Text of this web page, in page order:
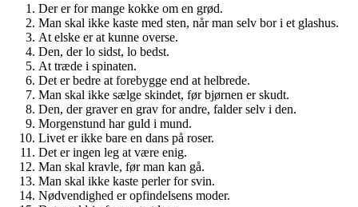
Der er for mange kokke om en grød.
Man skal ikke kaste med sten, når man selv bor i et glashus.
At elske er at kunne overse.
Den, der lo sidst, lo bedst.
At træde i spinaten.
Det er bedre at forebygge end at helbrede.
Man skal ikke sælge skindet, før bjørnen er skudt.
Den, der graver en grav for andre, falder selv i den.
Morgenstund har guld i mund.
Livet er ikke bare en dans på roser.
Det er ingen leg at være enig.
Man skal kravle, før man kan gå.
Man skal ikke kaste perler for svin.
Nødvendighed er opfindelsens moder.